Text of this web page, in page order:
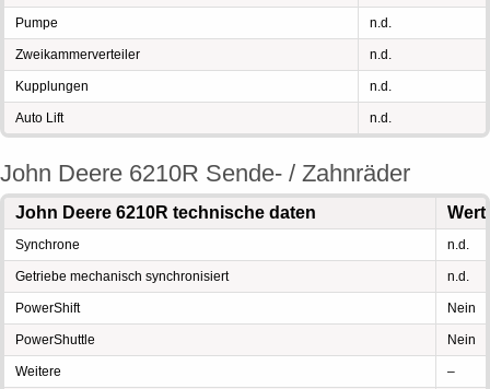
Pumpe n.d.
Zweikammerverteiler n.d.
Kupplungen n.d.
Auto Lift n.d.
John Deere 6210R Sende- / Zahnräder
John Deere 6210R technische daten Wert
Synchrone n.d.
Getriebe mechanisch synchronisiert n.d.
PowerShift Nein
PowerShuttle Nein
Weitere –